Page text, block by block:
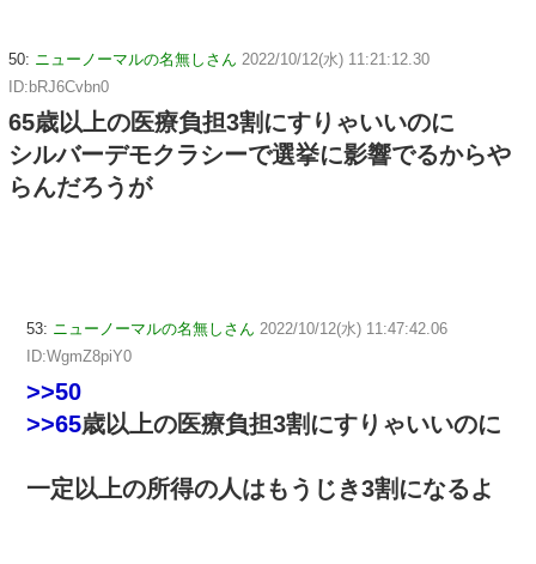
50: ニューノーマルの名無しさん 2022/10/12(水) 11:21:12.30
ID:bRJ6Cvbn0
65歳以上の医療負担3割にすりゃいいのに
シルバーデモクラシーで選挙に影響でるからや
らんだろうが
53: ニューノーマルの名無しさん 2022/10/12(水) 11:47:42.06
ID:WgmZ8piY0
>>50
>>65歳以上の医療負担3割にすりゃいいのに
一定以上の所得の人はもうじき3割になるよ